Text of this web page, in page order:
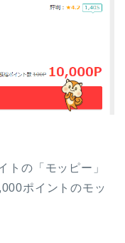
トの「モッピー」
ポイントのモッ